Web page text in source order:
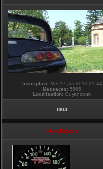
Inscription:Mer 17 Juil 2013 21:44
Messages: 5565
Localisation: Guyancourt
Haut
NikoLifeStyle